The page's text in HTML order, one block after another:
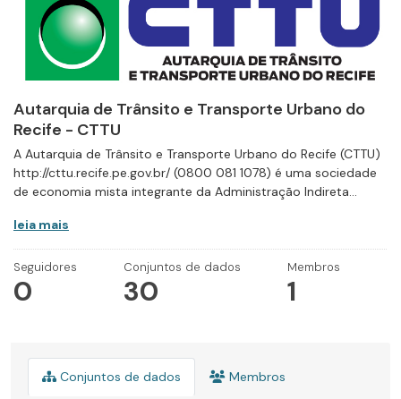
Autarquia de Trânsito e Transporte Urbano do
Recife - CTTU
A Autarquia de Trânsito e Transporte Urbano do Recife (CTTU)
http://cttu.recife.pe.gov.br/ (0800 081 1078) é uma sociedade
de economia mista integrante da Administração Indireta...
leia mais
Seguidores
0
Conjuntos de dados
30
Membros
1
Conjuntos de dados Membros